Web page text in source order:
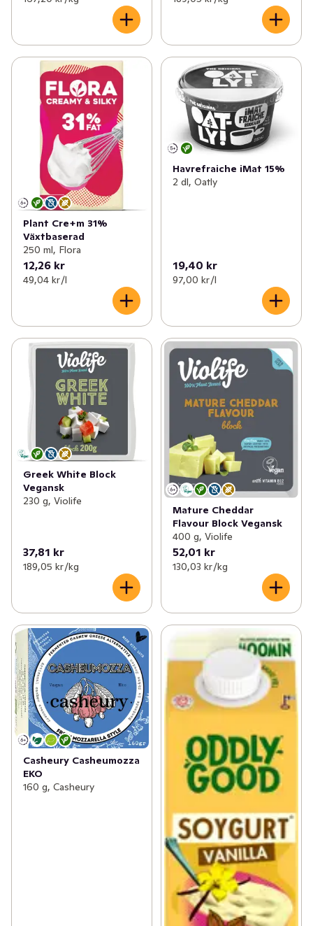
Plant Cre+m 31%
Växtbaserad
250 ml, Flora
12,26 kr
49,04 kr /l
Havrefraiche iMat 15%
2 dl, Oatly
19,40 kr
97,00 kr /l
Greek White Block
Vegansk
230 g, Violife
37,81 kr
189,05 kr /kg
Mature Cheddar
Flavour Block Vegansk
400 g, Violife
52,01 kr
130,03 kr /kg
Casheury Casheumozza
EKO
160 g, Casheury